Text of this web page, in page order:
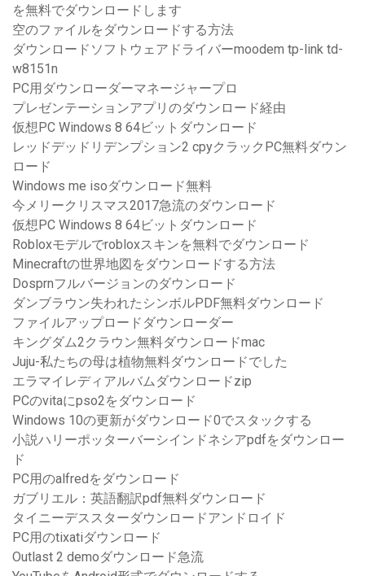
を無料でダウンロードします
空のファイルをダウンロードする方法
ダウンロードソフトウェアドライバーmoodem tp-link td-
w8151n
PC用ダウンローダーマネージャープロ
プレゼンテーションアプリのダウンロード経由
仮想PC Windows 8 64ビットダウンロード
レッドデッドリデンプション2 cpyクラックPC無料ダウン
ロード
Windows me isoダウンロード無料
今メリークリスマス2017急流のダウンロード
仮想PC Windows 8 64ビットダウンロード
Robloxモデルでrobloxスキンを無料でダウンロード
Minecraftの世界地図をダウンロードする方法
Dosprnフルバージョンのダウンロード
ダンブラウン失われたシンボルPDF無料ダウンロード
ファイルアップロードダウンローダー
キングダム2クラウン無料ダウンロードmac
Juju-私たちの母は植物無料ダウンロードでした
エラマイレディアルバムダウンロードzip
PCのvitaにpso2をダウンロード
Windows 10の更新がダウンロード0でスタックする
小説ハリーポッターバーシインドネシアpdfをダウンロー
ド
PC用のalfredをダウンロード
ガブリエル：英語翻訳pdf無料ダウンロード
タイニーデススターダウンロードアンドロイド
PC用のtixatiダウンロード
Outlast 2 demoダウンロード急流